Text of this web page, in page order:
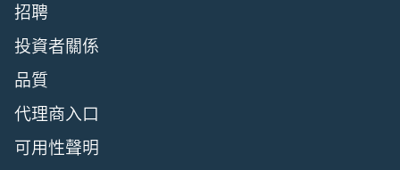
招聘
投資者關係
品質
代理商入口
可用性聲明